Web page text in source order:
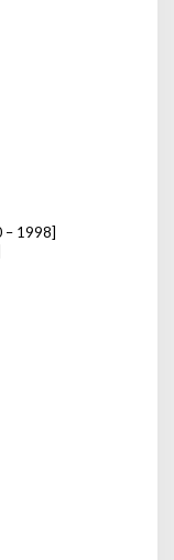
– 1998]